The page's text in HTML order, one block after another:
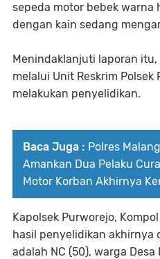
sepeda motor bebek
dengan kain sedang
Menindaklanjuti laporan itu,
melalui Unit Reskrim Polsek
melakukan penyelidikan.
Baca Juga : Polres
Amankan Dua Pelaku
Motor Korban Akhirnya
Kapolsek Purworejo,
hasil penyelidikan akhirnya
adalah NC (50), warga